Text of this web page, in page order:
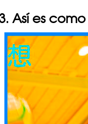
Así es